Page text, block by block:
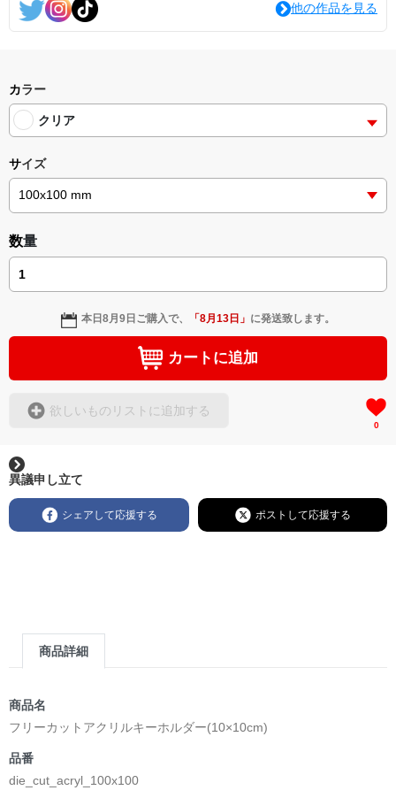
他の作品を見る
カラー
クリア
サイズ
数量
本日8月9日 ご購入で、 「8月13日 」 に発送致します。
カートに追加
欲しいものリストに追加する
0
異議申し立て
シェアして応援する ポストして応援する
商品詳細
商品名
フリーカットアクリルキーホルダー(10×10cm)
品番
die_cut_acryl_100x100